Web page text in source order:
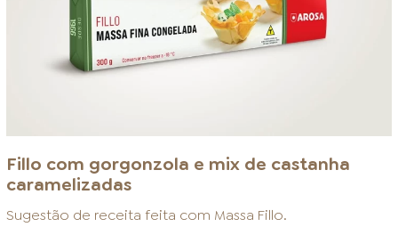
Fillo com gorgonzola e mix de castanha
caramelizadas
Sugestão de receita feita com Massa Fillo.